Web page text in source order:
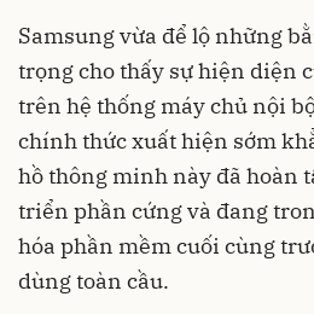
Samsung vừa để lộ những
trọng cho thấy sự hiện diện
trên hệ thống máy chủ nội
chính thức xuất hiện sớm
hồ thông minh này đã hoàn
triển phần cứng và đang
hóa phần mềm cuối cùng
dùng toàn cầu.